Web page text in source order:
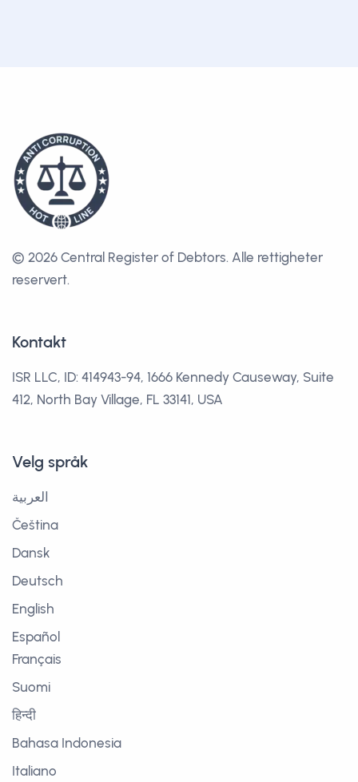
© 2026 Central Register of Debtors. Alle rettigheter
reservert.
Kontakt
ISR LLC, ID: 414943-94, 1666 Kennedy Causeway, Suite
412, North Bay Village, FL 33141, USA
Velg språk
العربية
Čeština
Dansk
Deutsch
English
Español
Français
Suomi
हिन्दी
Bahasa Indonesia
Italiano